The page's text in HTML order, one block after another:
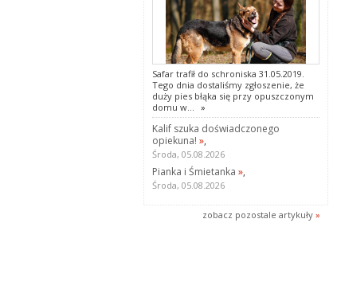
Safar trafił do schroniska 31.05.2019.
Tego dnia dostaliśmy zgłoszenie, że
duży pies błąka się przy opuszczonym
domu w... »
Kalif szuka doświadczonego
opiekuna! »,
Środa, 05.08.2026
Pianka i Śmietanka »,
Środa, 05.08.2026
zobacz pozostale artykuły »